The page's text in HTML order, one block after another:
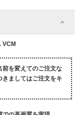
前を変えてのご注文な
きましてはご注文をキ